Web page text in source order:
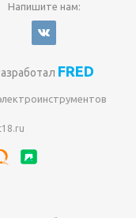
Напишите нам:
FRED